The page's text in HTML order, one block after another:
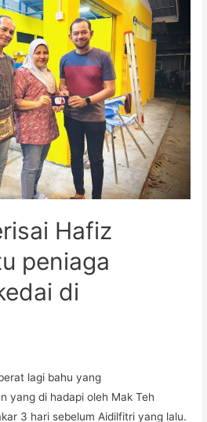
Hafiz
peniaga
di
lagi bahu yang
yang di hadapi oleh Mak Teh
3 hari sebelum Aidilfitri yang lalu.